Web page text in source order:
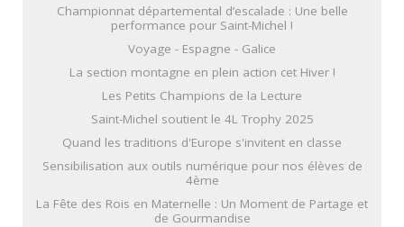
Championnat départemental d’escalade : Une belle
performance pour Saint-Michel !
Voyage - Espagne - Galice
La section montagne en plein action cet Hiver !
Les Petits Champions de la Lecture
Saint-Michel soutient le 4L Trophy 2025
Quand les traditions d'Europe s'invitent en classe
Sensibilisation aux outils numérique pour nos élèves de
4ème
La Fête des Rois en Maternelle : Un Moment de Partage et
de Gourmandise